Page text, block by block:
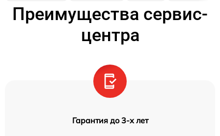
Преимущества сервис-
центра
Гарантия до 3-х лет